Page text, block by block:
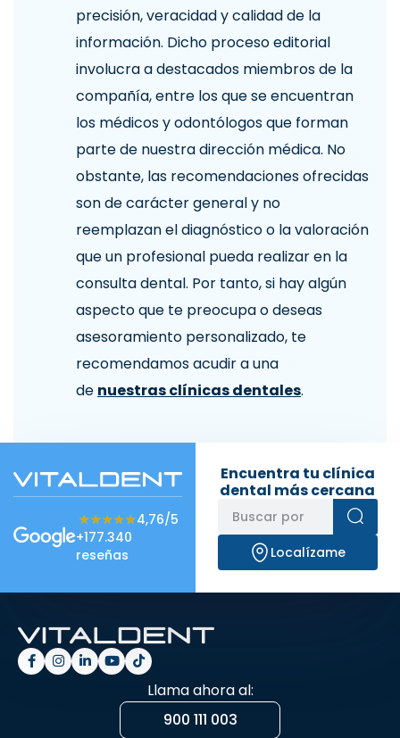
precisión, veracidad y calidad de la
información. Dicho proceso editorial
involucra a destacados miembros de la
compañía, entre los que se encuentran
los médicos y odontólogos que forman
parte de nuestra dirección médica. No
obstante, las recomendaciones ofrecidas
son de carácter general y no
reemplazan el diagnóstico o la valoración
que un profesional pueda realizar en la
consulta dental. Por tanto, si hay algún
aspecto que te preocupa o deseas
asesoramiento personalizado, te
recomendamos acudir a una
de nuestras clínicas dentales.
★★★★★
★★★★★4,76/5
+177.340
reseñas
Encuentra tu clínica
dental más cercana
Localízame
Llama ahora al:
900 111 003